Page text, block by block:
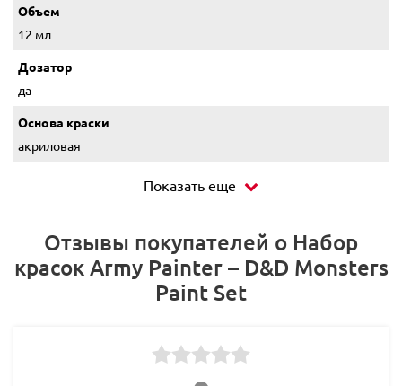
Объем
12 мл
Дозатор
да
Основа краски
акриловая
Показать еще
Отзывы покупателей о Набор
красок Army Painter – D&D Monsters
Paint Set